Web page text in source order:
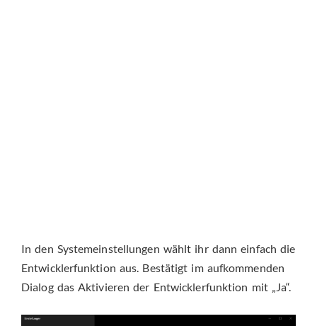
In den Systemeinstellungen wählt ihr dann einfach die
Entwicklerfunktion aus. Bestätigt im aufkommenden
Dialog das Aktivieren der Entwicklerfunktion mit „Ja“.